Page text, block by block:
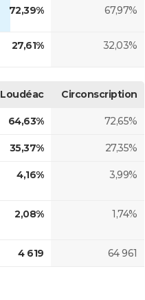
72,39% 67,97%
27,61% 32,03%
Loudéac Circonscription
64,63% 72,65%
35,37% 27,35%
4,16% 3,99%
2,08% 1,74%
4 619 64 961